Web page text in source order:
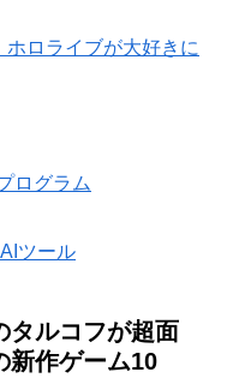
ロライブが大好きに
ログラム
ツール
タルコフが超面
新作ゲーム10